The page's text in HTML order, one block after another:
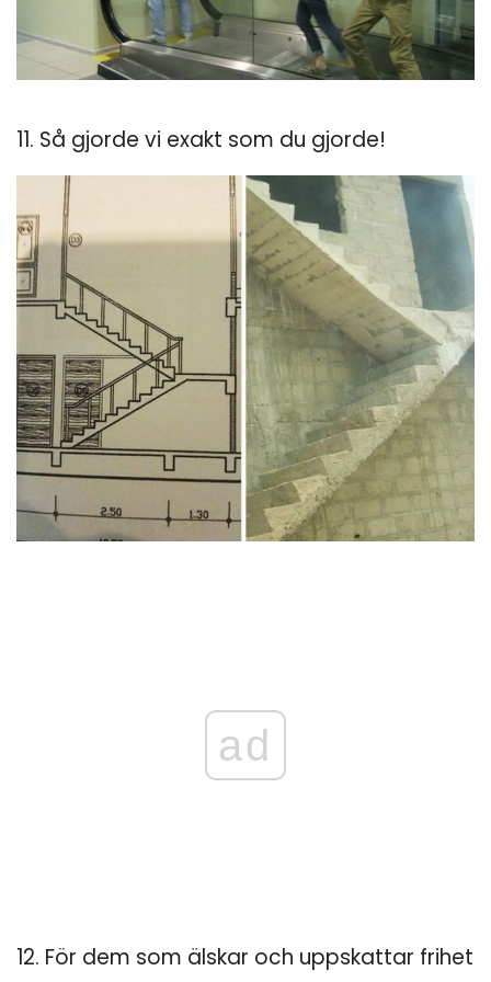
11. Så gjorde vi exakt som du gjorde!
ad
12. För dem som älskar och uppskattar frihet